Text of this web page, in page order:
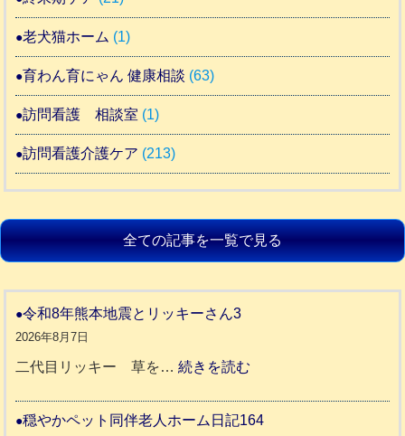
老犬猫ホーム (1)
育わん育にゃん 健康相談 (63)
訪問看護 相談室 (1)
訪問看護介護ケア (213)
全ての記事を一覧で見る
令和8年熊本地震とリッキーさん3
2026年8月7日
二代目リッキー 草を…続きを読む
和
穏やかペット同伴老人ホーム日記164